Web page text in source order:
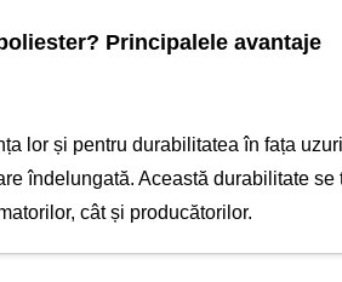
Principalele avantaje
lor și pentru durabilitatea în fața
îndelungată. Această durabilitate
cât și producătorilor.